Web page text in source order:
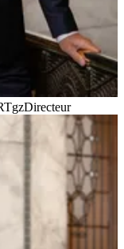
Directeur